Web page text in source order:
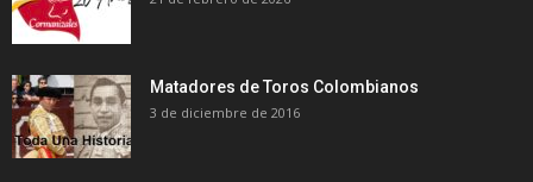
Matadores de Toros Colombianos
3 de diciembre de 2016